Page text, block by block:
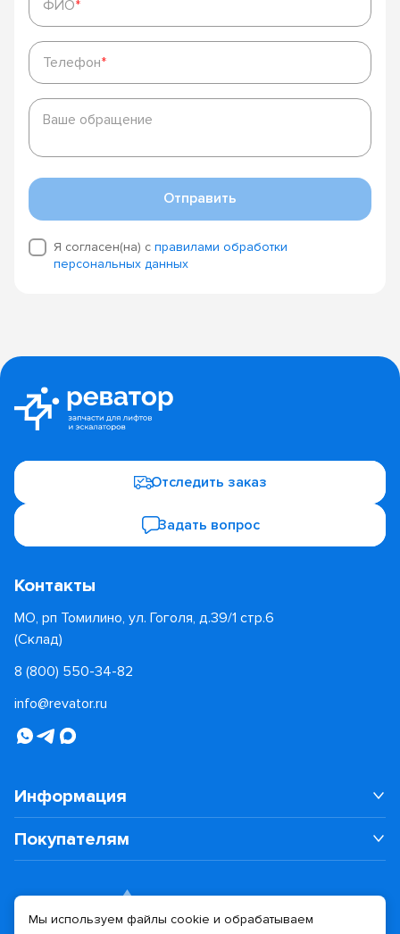
ФИО*
Телефон*
Телефон*
Ваше
обращение
Ваше обращение
Отправить
Я согласен(на) с правилами обработки
персональных данных
Отследить заказ
Задать вопрос
Контакты
МО, рп Томилино, ул. Гоголя, д.39/1 стр.6
(Склад)
8 (800) 550-34-82
info@revator.ru
Информация
Покупателям
Мы используем файлы cookie и обрабатываем